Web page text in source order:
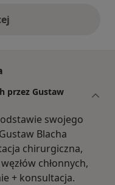
powyżej
przez Gustaw
swojego
Blacha
chirurgiczna,
chłonnych,
+ konsultacja.